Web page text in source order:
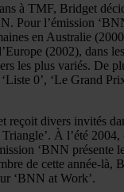
à TMF, Bridget
Pour l’émission
en Australie
(2002), dans
les plus variés. De
0’, ‘Le Grand
reçoit divers invités
À l’été 2004,
‘BNN présente
de cette année-là,
‘BNN at Work’.